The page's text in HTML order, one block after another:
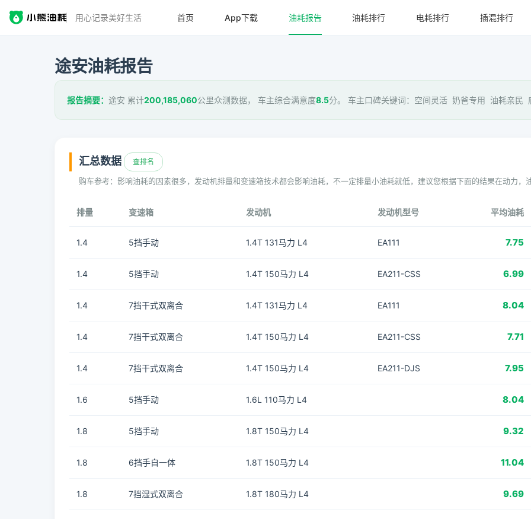
用心记录美好生活 首页 App下载 油耗报告 油耗排行 电耗排行 插混排行
途安油耗报告
报告摘要： 途安 累计200,185,060公里众测数据， 车主综合满意度8.5分。 车主口碑关键词：空间灵活 奶爸专用 油耗亲民
汇总数据 查排名
购车参考：影响油耗的因素很多，发动机排量和变速箱技术都会影响油耗，不一定排量小油耗就低，建议您根据下面的结果在动力
排量 变速箱 发动机 发动机型号 平均油耗
1.4 5挡手动 1.4T 131马力 L4 EA111 7.75
1.4 5挡手动 1.4T 150马力 L4 EA211-CSS 6.99
1.4 7挡干式双离合 1.4T 131马力 L4 EA111 8.04
1.4 7挡干式双离合 1.4T 150马力 L4 EA211-CSS 7.71
1.4 7挡干式双离合 1.4T 150马力 L4 EA211-DJS 7.95
1.6 5挡手动 1.6L 110马力 L4 8.04
1.8 5挡手动 1.8T 150马力 L4 9.32
1.8 6挡手自一体 1.8T 150马力 L4 11.04
1.8 7挡湿式双离合 1.8T 180马力 L4 9.69